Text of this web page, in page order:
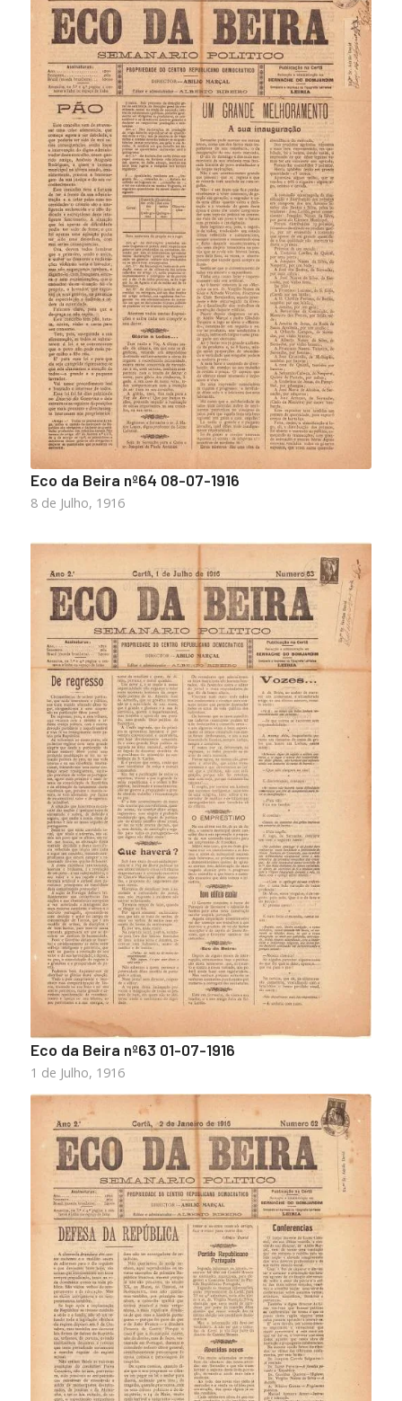
Eco da Beira nº64 08-07-1916
8 de Julho, 1916
Eco da Beira nº63 01-07-1916
1 de Julho, 1916